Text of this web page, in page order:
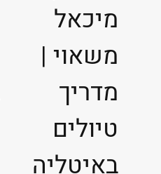
מיכאל
משאוי |
מדריך
טיולים
באיטליה